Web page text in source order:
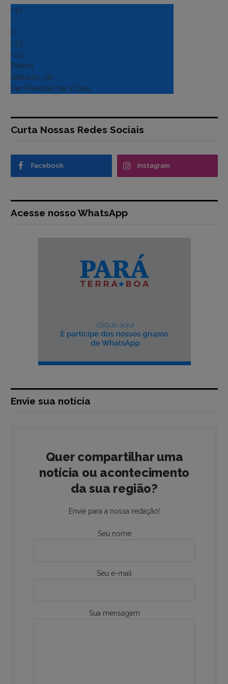
+33
°
C
+33°
+24°
Belém
Sábado, 08
Ver Previsão de 7 Dias
Curta Nossas Redes Sociais
Facebook Instagram
Acesse nosso WhatsApp
Envie sua notícia
Quer compartilhar uma
notícia ou acontecimento
da sua região?
Envie para a nossa redação!
Seu nome
Seu e-mail
Sua mensagem